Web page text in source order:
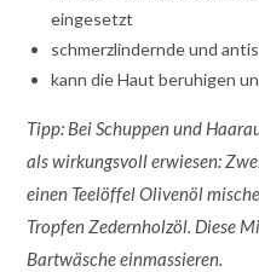
eingesetzt
schmerzlindernde und
kann die Haut beruhigen
Tipp: Bei Schuppen und
als wirkungsvoll erwiesen:
einen Teelöffel Olivenöl
Tropfen Zedernholzöl. Diese
Bartwäsche einmassieren.